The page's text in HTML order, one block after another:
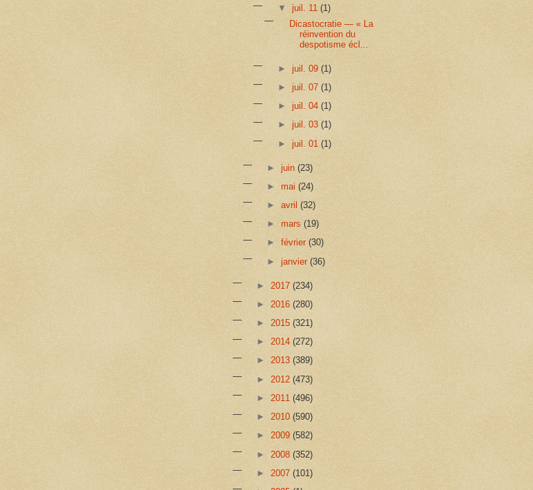
▼ juil. 11 (1)
Dicastocratie — « La
réinvention du
despotisme écl...
► juil. 09 (1)
► juil. 07 (1)
► juil. 04 (1)
► juil. 03 (1)
► juil. 01 (1)
►juin(23)
► mai(24)
►avril(32)
► mars(19)
►février(30)
►janvier(36)
► 2017 (234)
► 2016 (280)
► 2015 (321)
► 2014 (272)
► 2013 (389)
► 2012 (473)
► 2011 (496)
► 2010 (590)
► 2009 (582)
► 2008 (352)
► 2007 (101)